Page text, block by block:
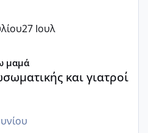
27 Ιουλ
εμπερίες
μαμά
και γιατροί